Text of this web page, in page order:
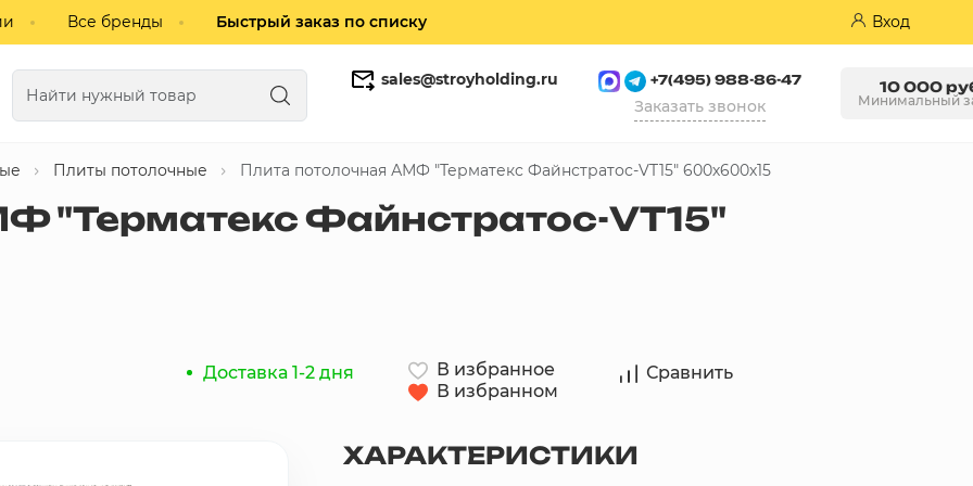
Все бренды Быстрый заказ по списку Вход
sales@stroyholding.ru +7(495) 988-86-47
Заказать звонок
10 000
Минимальный
Плиты потолочные Плита потолочная АМФ "Терматекс Файнстратос-VT15" 600х600х15
"Терматекс Файнстратос-VT15"
Доставка 1-2 дня
В избранное
В избранном
Сравнить
ХАРАКТЕРИСТИКИ